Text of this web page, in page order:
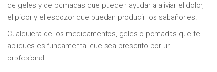
de geles y de pomadas que pueden ayudar a aliviar el dolor,
el picor y el escozor que puedan producir los sabañones.
Cualquiera de los medicamentos, geles o pomadas que te
apliques es fundamental que sea prescrito por un
profesional.